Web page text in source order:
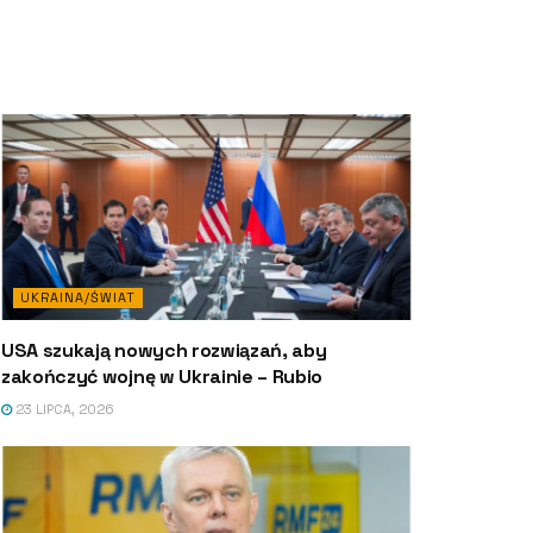
UKRAINA/ŚWIAT
USA szukają nowych rozwiązań, aby
zakończyć wojnę w Ukrainie – Rubio
23 LIPCA, 2026